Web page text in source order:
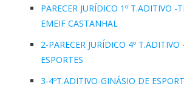
PARECER JURÍDICO 1º T.ADITIVO -
EMEIF CASTANHAL
2-PARECER JURÍDICO 4º
ESPORTES
3-4ºT.ADITIVO-GINÁSIO DE